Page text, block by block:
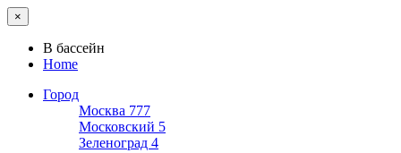
×
В бассейн
Home
Город
Москва 777
Московский 5
Зеленоград 4